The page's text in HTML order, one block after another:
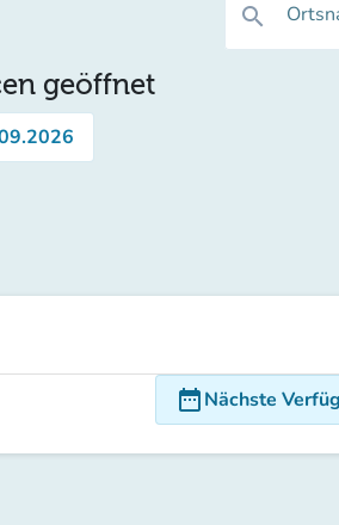
search
geöffnet
date_rangeNächste